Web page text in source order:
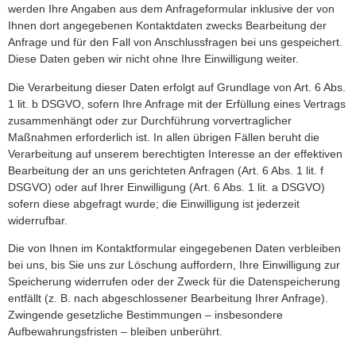
werden Ihre Angaben aus dem Anfrageformular inklusive der von
Ihnen dort angegebenen Kontaktdaten zwecks Bearbeitung der
Anfrage und für den Fall von Anschlussfragen bei uns gespeichert.
Diese Daten geben wir nicht ohne Ihre Einwilligung weiter.
Die Verarbeitung dieser Daten erfolgt auf Grundlage von Art. 6 Abs.
1 lit. b DSGVO, sofern Ihre Anfrage mit der Erfüllung eines Vertrags
zusammenhängt oder zur Durchführung vorvertraglicher
Maßnahmen erforderlich ist. In allen übrigen Fällen beruht die
Verarbeitung auf unserem berechtigten Interesse an der effektiven
Bearbeitung der an uns gerichteten Anfragen (Art. 6 Abs. 1 lit. f
DSGVO) oder auf Ihrer Einwilligung (Art. 6 Abs. 1 lit. a DSGVO)
sofern diese abgefragt wurde; die Einwilligung ist jederzeit
widerrufbar.
Die von Ihnen im Kontaktformular eingegebenen Daten verbleiben
bei uns, bis Sie uns zur Löschung auffordern, Ihre Einwilligung zur
Speicherung widerrufen oder der Zweck für die Datenspeicherung
entfällt (z. B. nach abgeschlossener Bearbeitung Ihrer Anfrage).
Zwingende gesetzliche Bestimmungen – insbesondere
Aufbewahrungsfristen – bleiben unberührt.